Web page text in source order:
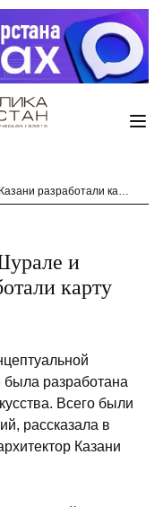
Памятник Мойдодыру, Шурале и муралы: в Казани разработали карту арт-объектов
и
карту
была разработана
Всего были
рассказала в
Казани